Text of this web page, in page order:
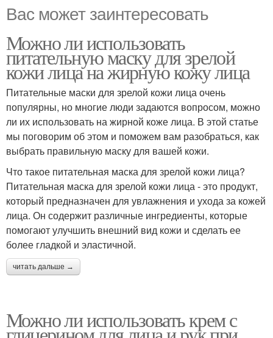
Вас может заинтересовать
Можно ли использовать
питательную маску для зрелой
кожи лица на жирную кожу лица
Питательные маски для зрелой кожи лица очень
популярны, но многие люди задаются вопросом, можно
ли их использовать на жирной коже лица. В этой статье
мы поговорим об этом и поможем вам разобраться, как
выбрать правильную маску для вашей кожи.
Что такое питательная маска для зрелой кожи лица?
Питательная маска для зрелой кожи лица - это продукт,
который предназначен для увлажнения и ухода за кожей
лица. Он содержит различные ингредиенты, которые
помогают улучшить внешний вид кожи и сделать ее
более гладкой и эластичной.
читать дальше →
Можно ли использовать крем с